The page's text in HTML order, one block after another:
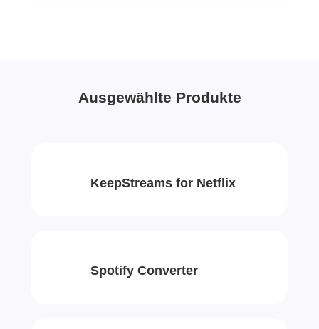
Ausgewählte Produkte
KeepStreams for Netflix
Spotify Converter